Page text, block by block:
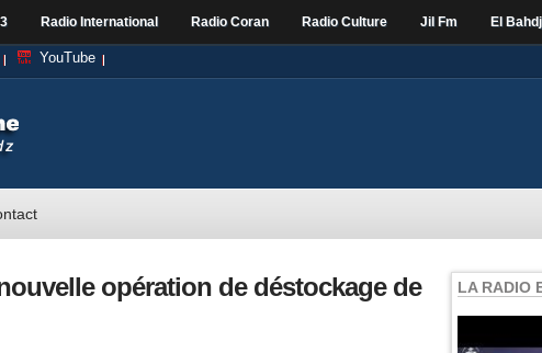
Radio International Radio Coran Radio Culture Jil Fm El
YouTube
opération de déstockage de
LA RADIO